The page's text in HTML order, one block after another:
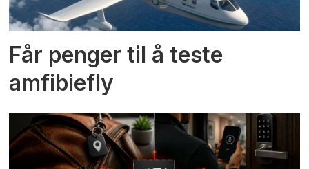
Får penger til å teste
amfibiefly